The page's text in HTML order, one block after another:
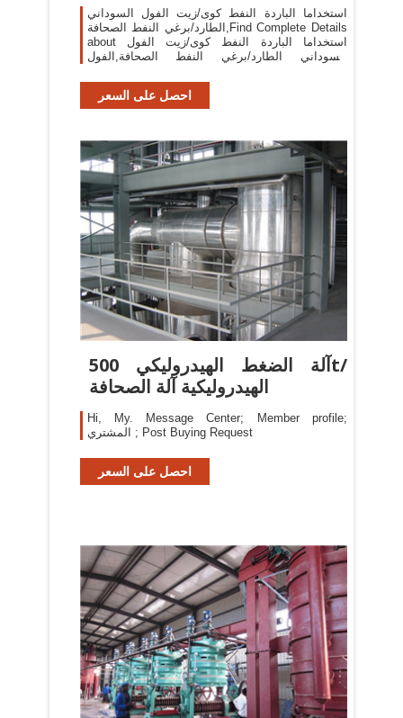
استخداما الباردة النفط كوى/زيت الفول السوداني
الطارد/برغي النفط الصحافة,Find Complete Details
about استخداما الباردة النفط كوى/زيت الفول
السوداني الطارد/برغي النفط الصحافة,الفول
احصل على السعر
آلة الضغط الهيدروليكي 500t/
الهيدروليكية آلة الصحافة
Hi, My. Message Center; Member profile;
المشتري ; Post Buying Request
احصل على السعر